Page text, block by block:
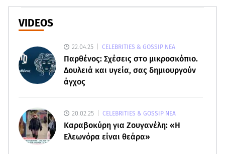
Back to black: η διαχρονική αξία του μαύρου
Δούκισσα Νομικού: Από τη Μύκονο «πετάχτηκε»
στη Γαλλική Πολυνησία!
Λυκαβηττός: Σε 57χρονη γυναίκα ανήκει η σορός
που βρέθηκε σε σπηλιά
08.08.26 , 14:50
Κατερίνα Καινούργιου: Η Πάρος και το cool
VIDEOS
22.04.25 CELEBRITIES & GOSSIP ΝΕΑ
Παρθένος: Σχέσεις στο μικροσκόπιο.
Δουλειά και υγεία, σας δημιουργούν
άγχος
20.02.25 CELEBRITIES & GOSSIP ΝΕΑ
Καραβοκύρη για Ζουγανέλη: «Η
Ελεωνόρα είναι θεάρα»